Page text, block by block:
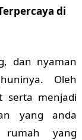
di
dan nyaman
Oleh
serta menjadi
yang anda
rumah yang